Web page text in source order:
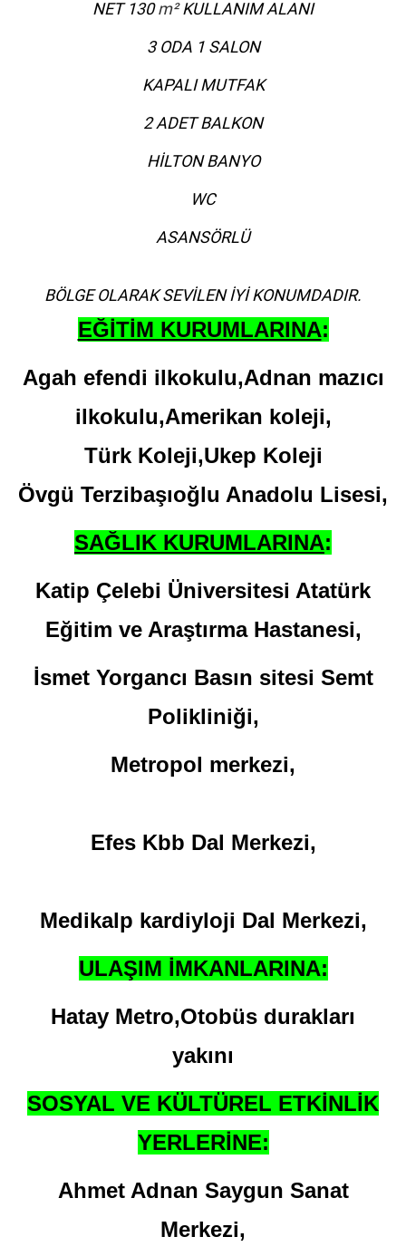
NET 130m²KULLANIM ALANI
3 ODA 1 SALON
KAPALI MUTFAK
2 ADET BALKON
HİLTON BANYO
WC
ASANSÖRLÜ
BÖLGE OLARAK SEVİLEN İYİ KONUMDADIR.
EĞİTİM KURUMLARINA:
Agah efendi ilkokulu,Adnan mazıcı
ilkokulu,Amerikan koleji,
Türk Koleji,Ukep Koleji
Övgü Terzibaşıoğlu Anadolu Lisesi,
SAĞLIK KURUMLARINA:
Katip Çelebi Üniversitesi Atatürk
Eğitim ve Araştırma Hastanesi,
İsmet Yorgancı Basın sitesi Semt
Polikliniği,
Metropol merkezi,
Efes Kbb Dal Merkezi,
Medikalp kardiyloji Dal Merkezi,
ULAŞIM İMKANLARINA:
Hatay Metro,Otobüs durakları
yakını
SOSYAL VE KÜLTÜREL ETKİNLİK
YERLERİNE:
Ahmet Adnan Saygun Sanat
Merkezi,